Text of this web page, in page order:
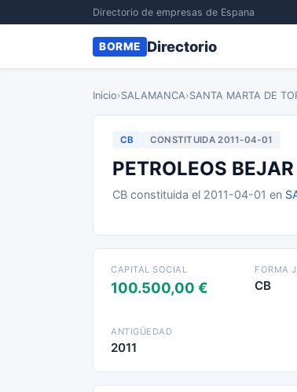
Directorio de empresas de Espana
BORME Directorio
Inicio›SALAMANCA›SANTA MARTA DE
CB CONSTITUIDA 2011-04-01
PETROLEOS
CB constituida el 2011-04-01 en
CAPITAL SOCIAL
100.500,00 €
FORMA
CB
ANTIGÜEDAD
2011